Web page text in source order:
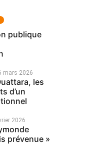
publique
mars 2026
les
d’un
2026
prévenue »